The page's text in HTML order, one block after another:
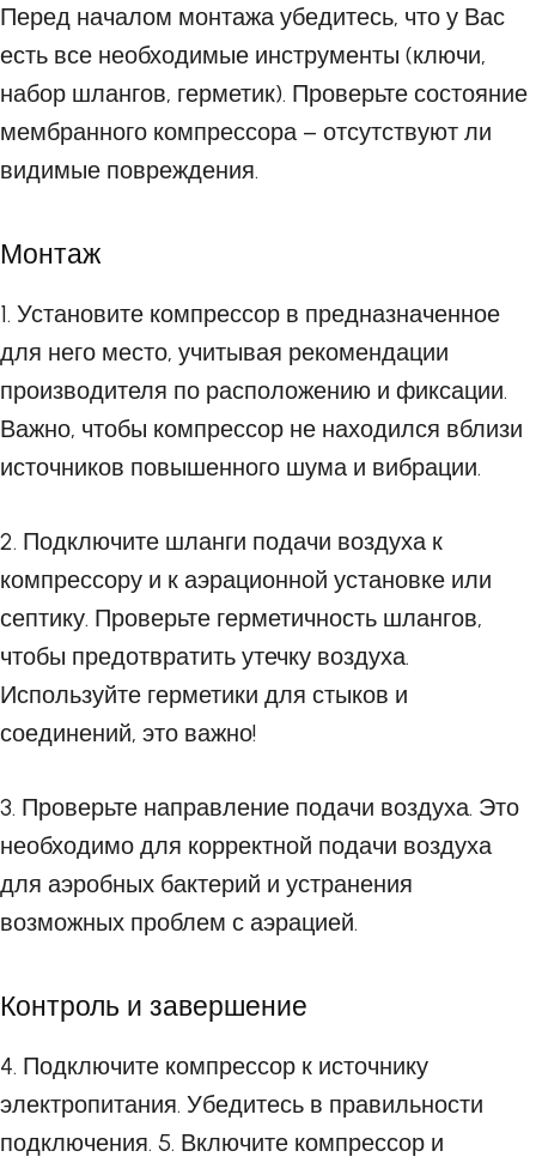
Перед началом монтажа убедитесь, что у Вас
есть все необходимые инструменты (ключи,
набор шлангов, герметик). Проверьте состояние
мембранного компрессора – отсутствуют ли
видимые повреждения.
Монтаж
1. Установите компрессор в предназначенное
для него место, учитывая рекомендации
производителя по расположению и фиксации.
Важно, чтобы компрессор не находился вблизи
источников повышенного шума и вибрации.
2. Подключите шланги подачи воздуха к
компрессору и к аэрационной установке или
септику. Проверьте герметичность шлангов,
чтобы предотвратить утечку воздуха.
Используйте герметики для стыков и
соединений, это важно!
3. Проверьте направление подачи воздуха. Это
необходимо для корректной подачи воздуха
для аэробных бактерий и устранения
возможных проблем с аэрацией.
Контроль и завершение
4. Подключите компрессор к источнику
электропитания. Убедитесь в правильности
подключения. 5. Включите компрессор и